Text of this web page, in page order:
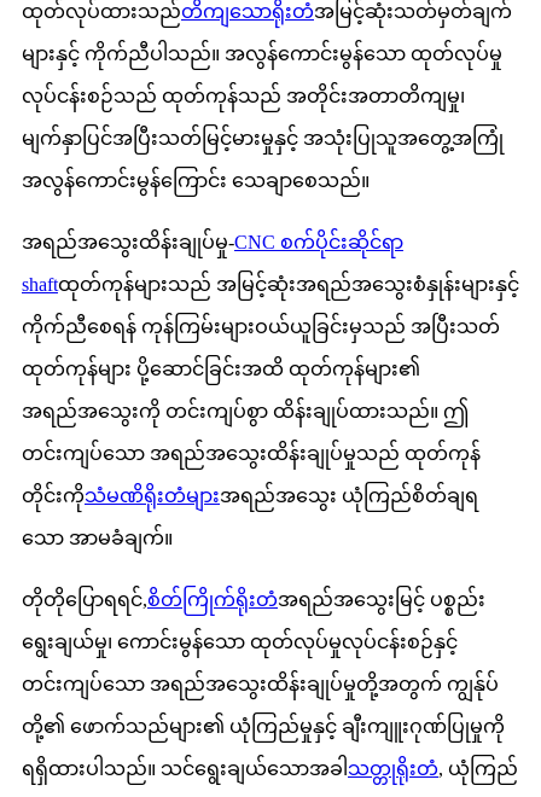
ထုတ်လုပ်ထားသည်တိကျသောရိုးတံအမြင့်ဆုံးသတ်မှတ်ချက်
များနှင့် ကိုက်ညီပါသည်။ အလွန်ကောင်းမွန်သော ထုတ်လုပ်မှု
လုပ်ငန်းစဉ်သည် ထုတ်ကုန်သည် အတိုင်းအတာတိကျမှု၊
မျက်နှာပြင်အပြီးသတ်မြင့်မားမှုနှင့် အသုံးပြုသူအတွေ့အကြုံ
အလွန်ကောင်းမွန်ကြောင်း သေချာစေသည်။
အရည်အသွေးထိန်းချုပ်မှု-CNC စက်ပိုင်းဆိုင်ရာ
shaftထုတ်ကုန်များသည် အမြင့်ဆုံးအရည်အသွေးစံနှုန်းများနှင့်
ကိုက်ညီစေရန် ကုန်ကြမ်းများဝယ်ယူခြင်းမှသည် အပြီးသတ်
ထုတ်ကုန်များ ပို့ဆောင်ခြင်းအထိ ထုတ်ကုန်များ၏
အရည်အသွေးကို တင်းကျပ်စွာ ထိန်းချုပ်ထားသည်။ ဤ
တင်းကျပ်သော အရည်အသွေးထိန်းချုပ်မှုသည် ထုတ်ကုန်
တိုင်းကိုသံမဏိရိုးတံများအရည်အသွေး ယုံကြည်စိတ်ချရ
သော အာမခံချက်။
တိုတိုပြောရရင်,စိတ်ကြိုက်ရိုးတံအရည်အသွေးမြင့် ပစ္စည်း
ရွေးချယ်မှု၊ ကောင်းမွန်သော ထုတ်လုပ်မှုလုပ်ငန်းစဉ်နှင့်
တင်းကျပ်သော အရည်အသွေးထိန်းချုပ်မှုတို့အတွက် ကျွန်ုပ်
တို့၏ ဖောက်သည်များ၏ ယုံကြည်မှုနှင့် ချီးကျူးဂုဏ်ပြုမှုကို
ရရှိထားပါသည်။ သင်ရွေးချယ်သောအခါ သတ္တုရိုးတံ, ယုံကြည်